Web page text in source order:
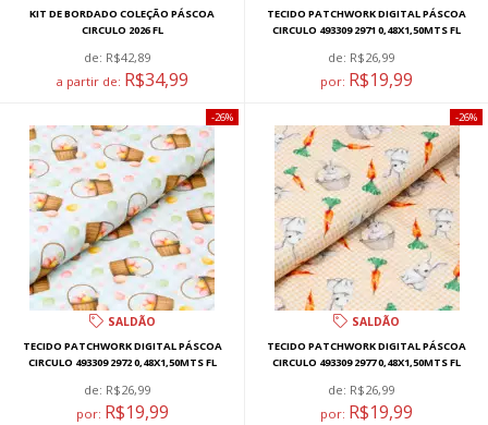
KIT DE BORDADO COLEÇÃO PÁSCOA
CIRCULO 2026 FL
de: R$42,89
a partir de: R$34,99
TECIDO PATCHWORK DIGITAL PÁSCOA
CIRCULO 493309 2971 0,48X1,50MTS FL
de: R$26,99
por: R$19,99
SALDÃO
TECIDO PATCHWORK DIGITAL PÁSCOA
CIRCULO 493309 2972 0,48X1,50MTS FL
de: R$26,99
por: R$19,99
26%
SALDÃO
TECIDO PATCHWORK DIGITAL PÁSCOA
CIRCULO 493309 2977 0,48X1,50MTS FL
de: R$26,99
por: R$19,99
26%